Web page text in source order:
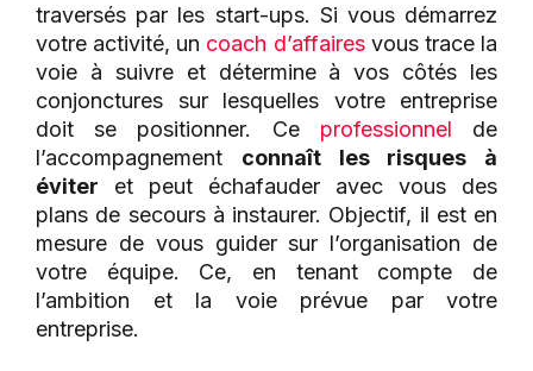
traversés par les start-ups. Si vous démarrez
votre activité, un coach d’affairesvous trace la
voie à suivre et détermine à vos côtés les
conjonctures sur lesquelles votre entreprise
doit se positionner. Ce professionnel de
l’accompagnement connaît les risques à
éviter et peut échafauder avec vous des
plans de secours à instaurer. Objectif, il est en
mesure de vous guider sur l’organisation de
votre équipe. Ce, en tenant compte de
l’ambition et la voie prévue par votre
entreprise.